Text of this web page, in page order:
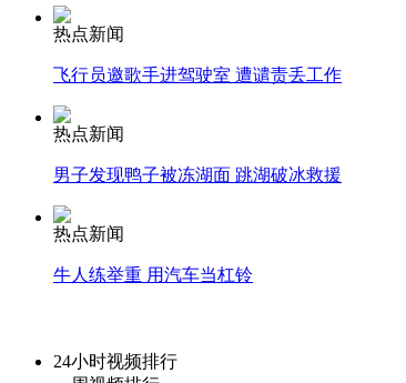
热点新闻
飞行员邀歌手进驾驶室 遭谴责丢工作
热点新闻
男子发现鸭子被冻湖面 跳湖破冰救援
热点新闻
牛人练举重 用汽车当杠铃
24小时视频排行